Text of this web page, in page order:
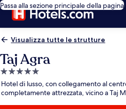
Passa alla sezione principale della pagina
Visualizza tutte le strutture
Taj Agra
Struttura
a
5.0
stelle
Hotel di lusso, con collegamento al
completamente attrezzata, vicino a Taj